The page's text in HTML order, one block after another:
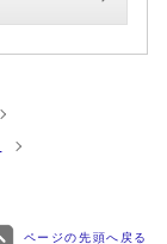
ページの先頭へ戻る